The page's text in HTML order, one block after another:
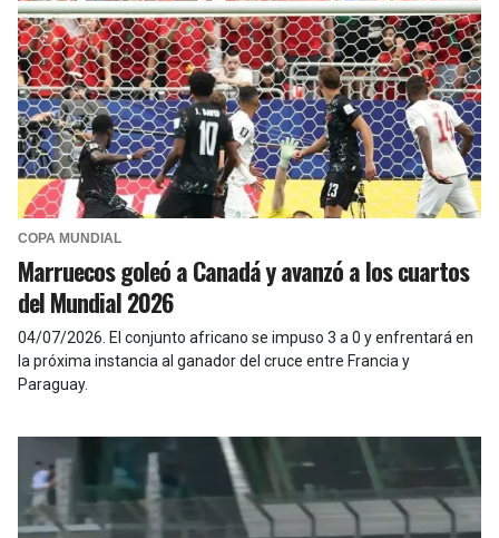
COPA MUNDIAL
Marruecos goleó a Canadá y avanzó a los cuartos
del Mundial 2026
04/07/2026 El conjunto africano se impuso 3 a 0 y enfrentará en
la próxima instancia al ganador del cruce entre Francia y
Paraguay.